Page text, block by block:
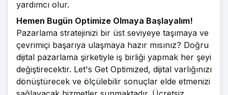
yardımcı olur.
Hemen Bugün Optimize Olmaya Başlayalım!
Pazarlama stratejinizi bir üst seviyeye taşımaya ve
çevrimiçi başarıya ulaşmaya hazır mısınız? Doğru
dijital pazarlama şirketiyle iş birliği yapmak her şeyi
değiştirecektir. Let's Get Optimized, dijital varlığınızı
dönüştürecek ve ölçülebilir sonuçlar elde etmenizi